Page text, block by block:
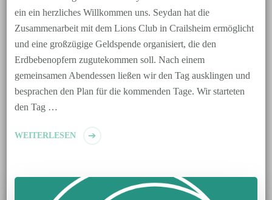
ein ein herzliches Willkommen uns. Seydan hat die
Zusammenarbeit mit dem Lions Club in Crailsheim ermöglicht
und eine großzügige Geldspende organisiert, die den
Erdbebenopfern zugutekommen soll. Nach einem
gemeinsamen Abendessen ließen wir den Tag ausklingen und
besprachen den Plan für die kommenden Tage. Wir starteten
den Tag …
WEITERLESEN